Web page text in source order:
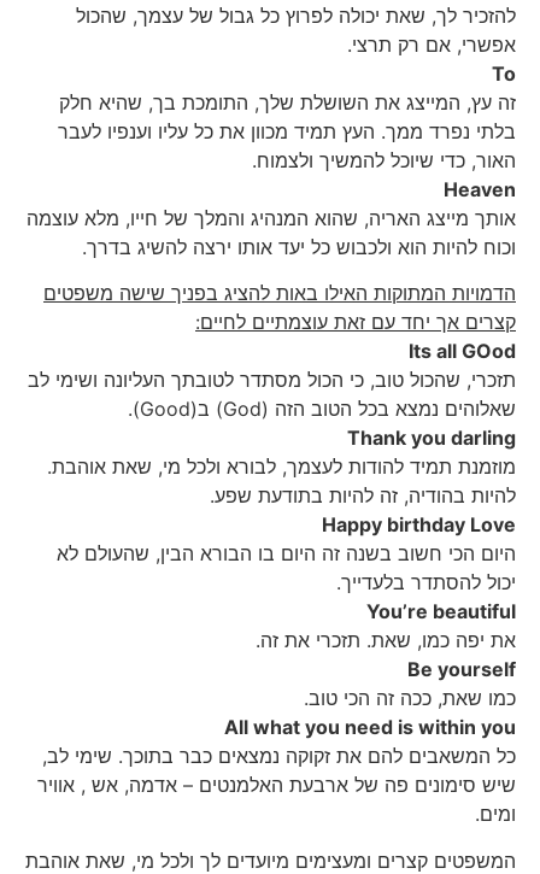
להזכיר לך, שאת יכולה לפרוץ כל גבול של עצמך, שהכול
אפשרי, אם רק תרצי.
To
זה עץ, המייצג את השושלת שלך, התומכת בך, שהיא חלק
בלתי נפרד ממך. העץ תמיד מכוון את כל עליו וענפיו לעבר
האור, כדי שיוכל להמשיך ולצמוח.
Heaven
אותך מייצג האריה, שהוא המנהיג והמלך של חייו, מלא עוצמה
וכוח להיות הוא ולכבוש כל יעד אותו ירצה להשיג בדרך.
הדמויות המתוקות האילו באות להציג בפניך שישה משפטים
קצרים אך יחד עם זאת עוצמתיים לחיים:
Its all GOod
תזכרי, שהכול טוב, כי הכול מסתדר לטובתך העליונה ושימי לב
שאלוהים נמצא בכל הטוב הזה (God) ב(Good).
Thank you darling
מוזמנת תמיד להודות לעצמך, לבורא ולכל מי, שאת אוהבת.
להיות בהודיה, זה להיות בתודעת שפע.
Happy birthday Love
היום הכי חשוב בשנה זה היום בו הבורא הבין, שהעולם לא
יכול להסתדר בלעדייך.
You’re beautiful
את יפה כמו, שאת. תזכרי את זה.
Be yourself
כמו שאת, ככה זה הכי טוב.
All what you need is within you
כל המשאבים להם את זקוקה נמצאים כבר בתוכך. שימי לב,
שיש סימונים פה של ארבעת האלמנטים – אדמה, אש , אוויר
ומים.
המשפטים קצרים ומעצימים מיועדים לך ולכל מי, שאת אוהבת